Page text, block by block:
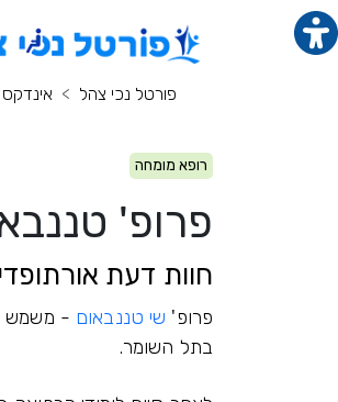
פורטל נכי צהל
אינדקס
רופא מומחה
פרופ'
חוות דעת
פרופ' שי טננבאום - משמש
בתל השומר.